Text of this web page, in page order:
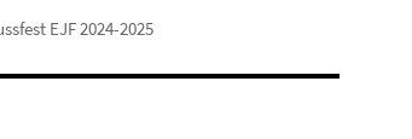
EJF 2024-2025